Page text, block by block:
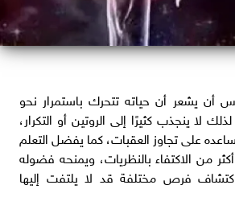
أن يشعر أن حياته تتحرك باستمرار نحو
لا ينجذب كثيرًا إلى الروتين أو التكرار،
على تجاوز العقبات، كما يفضل التعلم
من الاكتفاء بالنظريات، ويمنحه فضوله
فرص مختلفة قد لا يلتفت إليها